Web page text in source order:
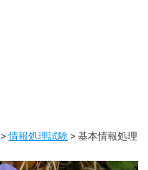
>情報処理試験> 基本情報処理